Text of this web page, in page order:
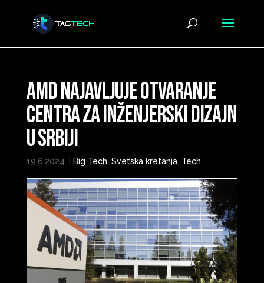
AMD najavljuje otvaranje
centra za inženjerski dizajn
u Srbiji
19.6.2024. Big Tech Svetska kretanja, Tech